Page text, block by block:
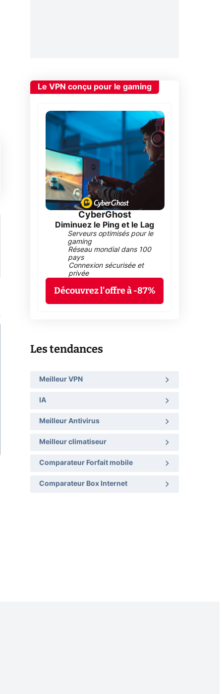
Le VPN conçu pour le gaming
CyberGhost
Diminuez le Ping et le Lag
Serveurs optimisés pour le
gaming
Réseau mondial dans 100
pays
Connexion sécurisée et
privée
Découvrez l'offre à -87%
Les tendances
Meilleur VPN
IA
Meilleur Antivirus
Meilleur climatiseur
Comparateur Forfait mobile
Comparateur Box Internet